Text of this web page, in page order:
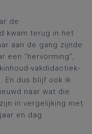
de
kwam terug in het
aan de gang zijnde
een “hervorming”,
vakdidactiek-
En dus blijf ook ik
naar wat die
in vergelijking met
en dag